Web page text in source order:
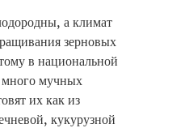
а климат
зерновых
в национальной
много мучных
их как из
кукурузной